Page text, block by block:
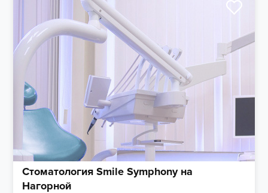
Стоматология Smile Symphony на
Нагорной